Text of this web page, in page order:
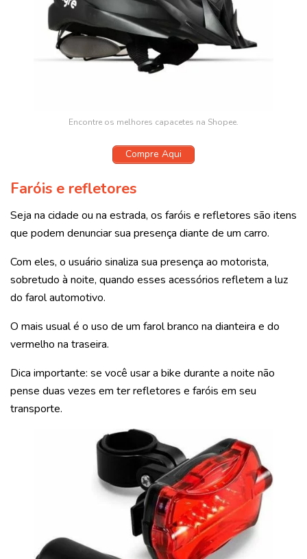
Encontre os melhores capacetes na Shopee.
Compre Aqui
Faróis e refletores
Seja na cidade ou na estrada, os faróis e refletores são itens
que podem denunciar sua presença diante de um carro.
Com eles, o usuário sinaliza sua presença ao motorista,
sobretudo à noite, quando esses acessórios refletem a luz
do farol automotivo.
O mais usual é o uso de um farol branco na dianteira e do
vermelho na traseira.
Dica importante: se você usar a bike durante a noite não
pense duas vezes em ter refletores e faróis em seu
transporte.